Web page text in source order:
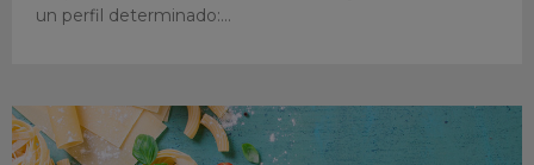
un perfil determinado: